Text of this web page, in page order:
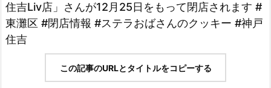
住吉Liv店」さんが12月25日をもって閉店されます #
東灘区 #閉店情報 #ステラおばさんのクッキー #神戸
住吉
この記事のURLとタイトルをコピーする